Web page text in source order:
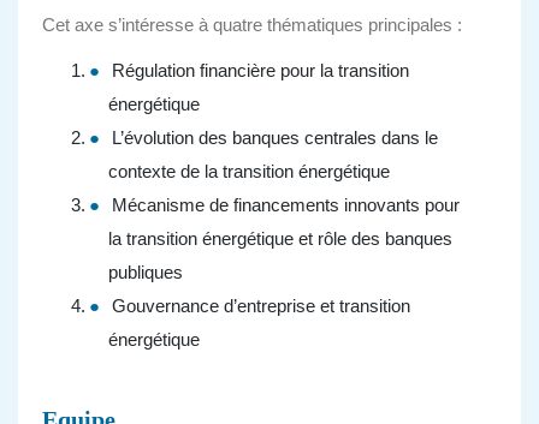
Cet axe s’intéresse à quatre thématiques principales :
Régulation financière pour la transition
énergétique
L’évolution des banques centrales dans le
contexte de la transition énergétique
Mécanisme de financements innovants pour
la transition énergétique et rôle des banques
publiques
Gouvernance d’entreprise et transition
énergétique